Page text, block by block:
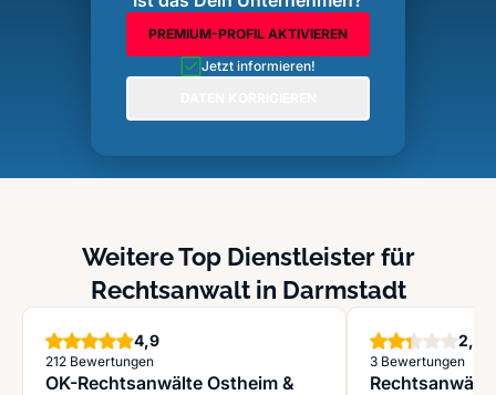
PREMIUM-PROFIL AKTIVIEREN
Jetzt informieren!
Weitere Top Dienstleister für
Rechtsanwalt in Darmstadt
4,9Sterne
212 Bewertungen
OK-Rechtsanwälte Ostheim &
2,3
3 Bewertungen